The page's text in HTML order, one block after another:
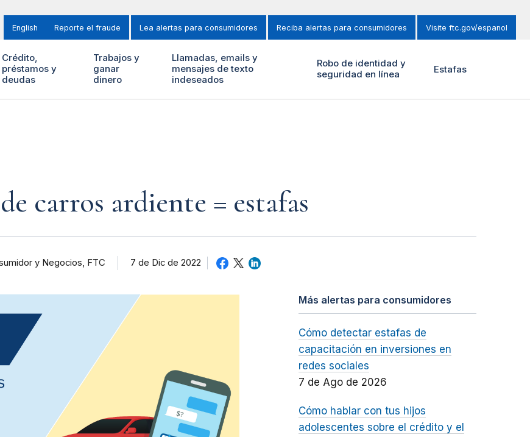
English Reporte el fraude Lea alertas para consumidores Reciba alertas para consumidores Visite ftc.gov/espanol
Crédito,
préstamos y
deudas
Trabajos y
ganar
dinero
Llamadas, emails y
mensajes de texto
indeseados
Robo de identidad y
seguridad en línea
Estafas
carros ardiente = estafas
y Negocios, FTC 7 de Dic de 2022
Más alertas para consumidores
Cómo detectar estafas de
capacitación en inversiones en
redes sociales
7 de Ago de 2026
Cómo hablar con tus hijos
adolescentes sobre el crédito y el